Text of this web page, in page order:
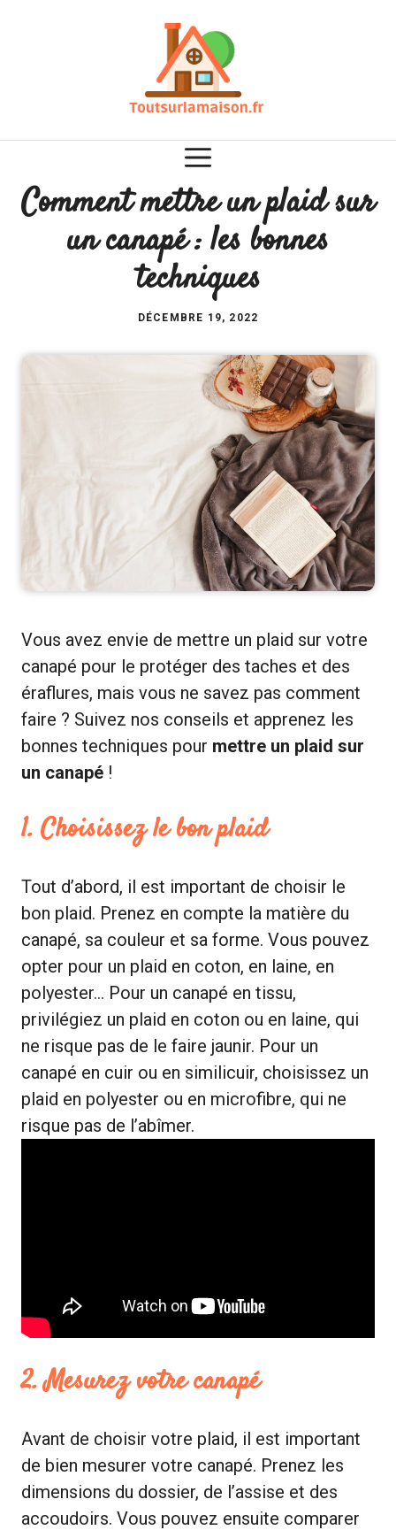
Comment mettre un plaid sur
un canapé : les bonnes
techniques
DÉCEMBRE 19, 2022
Vous avez envie de mettre un plaid sur votre
canapé pour le protéger des taches et des
éraflures, mais vous ne savez pas comment
faire ? Suivez nos conseils et apprenez les
bonnes techniques pour mettre un plaid sur
un canapé !
1. Choisissez le bon plaid
Tout d’abord, il est important de choisir le
bon plaid. Prenez en compte la matière du
canapé, sa couleur et sa forme. Vous pouvez
opter pour un plaid en coton, en laine, en
polyester… Pour un canapé en tissu,
privilégiez un plaid en coton ou en laine, qui
ne risque pas de le faire jaunir. Pour un
canapé en cuir ou en similicuir, choisissez un
plaid en polyester ou en microfibre, qui ne
risque pas de l’abîmer.
2. Mesurez votre canapé
Avant de choisir votre plaid, il est important
de bien mesurer votre canapé. Prenez les
dimensions du dossier, de l’assise et des
accoudoirs. Vous pouvez ensuite comparer